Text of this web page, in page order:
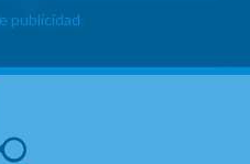
publicidad